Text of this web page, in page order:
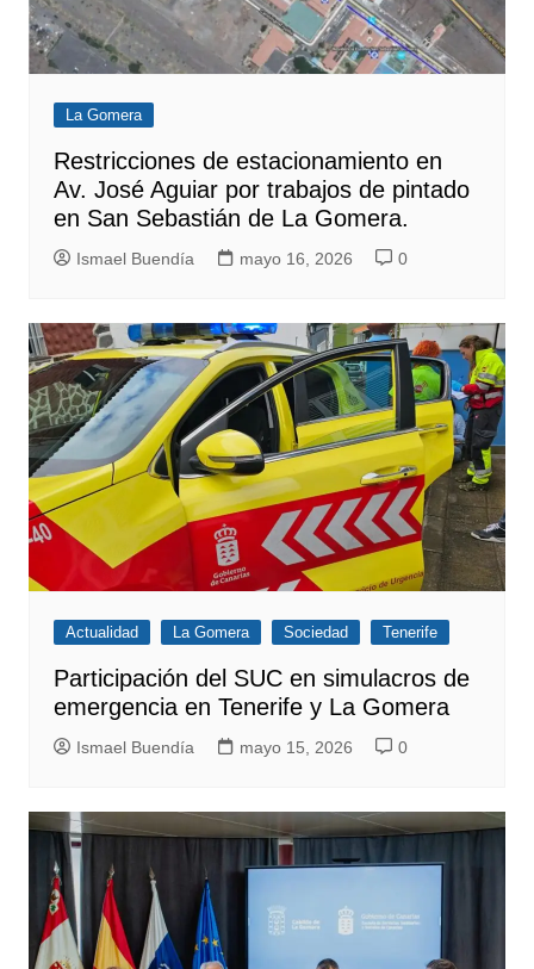
La Gomera
Restricciones de estacionamiento en
Av. José Aguiar por trabajos de pintado
en San Sebastián de La Gomera.
Ismael Buendía mayo 16, 2026 0
Actualidad La Gomera Sociedad Tenerife
Participación del SUC en simulacros de
emergencia en Tenerife y La Gomera
Ismael Buendía mayo 15, 2026 0